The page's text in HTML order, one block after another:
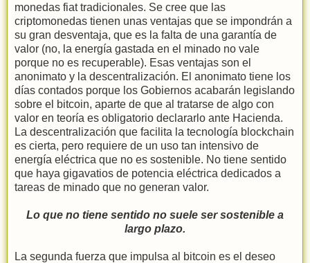
monedas fiat tradicionales. Se cree que las
criptomonedas tienen unas ventajas que se impondrán a
su gran desventaja, que es la falta de una garantía de
valor (no, la energía gastada en el minado no vale
porque no es recuperable). Esas ventajas son el
anonimato y la descentralización. El anonimato tiene los
días contados porque los Gobiernos acabarán legislando
sobre el bitcoin, aparte de que al tratarse de algo con
valor en teoría es obligatorio declararlo ante Hacienda.
La descentralización que facilita la tecnología blockchain
es cierta, pero requiere de un uso tan intensivo de
energía eléctrica que no es sostenible. No tiene sentido
que haya gigavatios de potencia eléctrica dedicados a
tareas de minado que no generan valor.
Lo que no tiene sentido no suele ser sostenible a
largo plazo.
La segunda fuerza que impulsa al bitcoin es el deseo